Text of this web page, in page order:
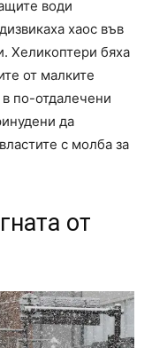
води
хаос във
Хеликоптери бяха
от малките
в по-отдалечени
да
с молба за
от